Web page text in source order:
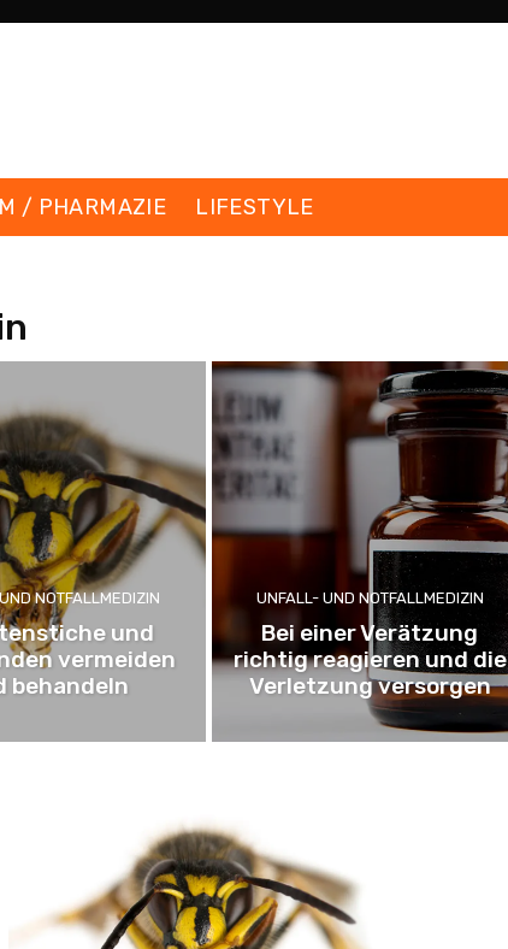
/ PHARMAZIE LIFESTYLE
NOTFALLMEDIZIN
und
vermeiden
behandeln
UNFALL- UND NOTFALLMEDIZIN
Bei einer Verätzung
richtig reagieren und die
Verletzung versorgen